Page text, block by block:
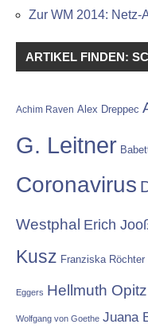
Zur WM 2014: Netz-
ARTIKEL FINDEN:
Achim Raven Alex Dreppec
G. Leitner
Coronavirus
Westphal Erich
Kusz Franziska Röchter
Eggers Hellmuth Opitz
Wolfgang von Goethe Juana